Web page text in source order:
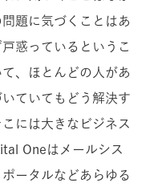
題に気づくことはあ
惑っているというこ
、ほとんどの人があ
ていてもどう解決す
には大きなビジネス
Oneはメールシス
ータルなどあらゆる